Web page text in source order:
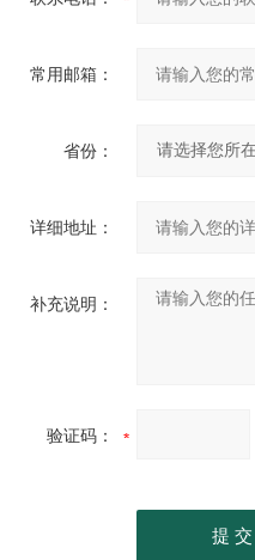
常用邮箱：
省份：
详细地址：
补充说明：
验证码：